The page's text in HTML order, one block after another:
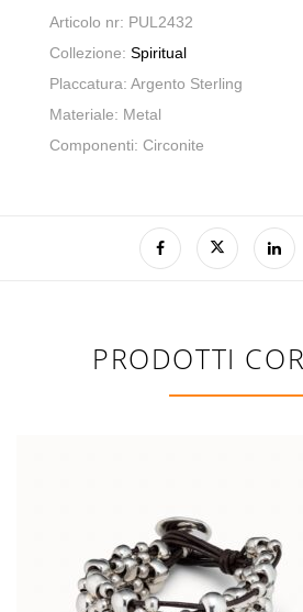
Articolo nr: PUL2432
Collezione: Spiritual
Placcatura: Argento Sterling
Materiale: Metal
Componenti: Circonite
PRODOTTI